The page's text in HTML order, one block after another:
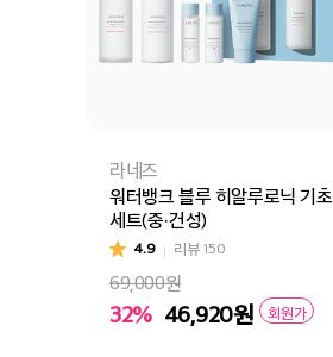
라네즈
워터뱅크 블루 히알루로닉 기초
세트(중·건성)
4.9 리뷰150
69,000원
32% 46,920원 회원가